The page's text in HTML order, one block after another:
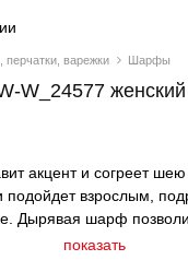
варежки Шарфы
W_24577 женский
акцент и согреет
подойдет взрослым,
Дырявая шарф
и ровная вязка –
показать